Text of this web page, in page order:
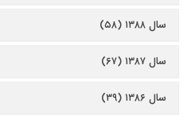
سال ۱۳۸۸ (۵۸)
سال ۱۳۸۷ (۶۷)
سال ۱۳۸۶ (۳۹)